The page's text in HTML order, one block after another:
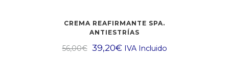
CREMA REAFIRMANTE SPA.
ANTIESTRÍAS
56,00€ 39,20€ IVA Incluido